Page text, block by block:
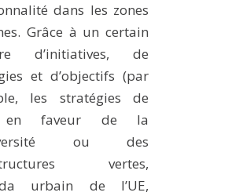
dans les zones
Grâce à un certain
d’initiatives, de
et d’objectifs (par
les stratégies de
en faveur de la
ou des
vertes,
urbain de l’UE,